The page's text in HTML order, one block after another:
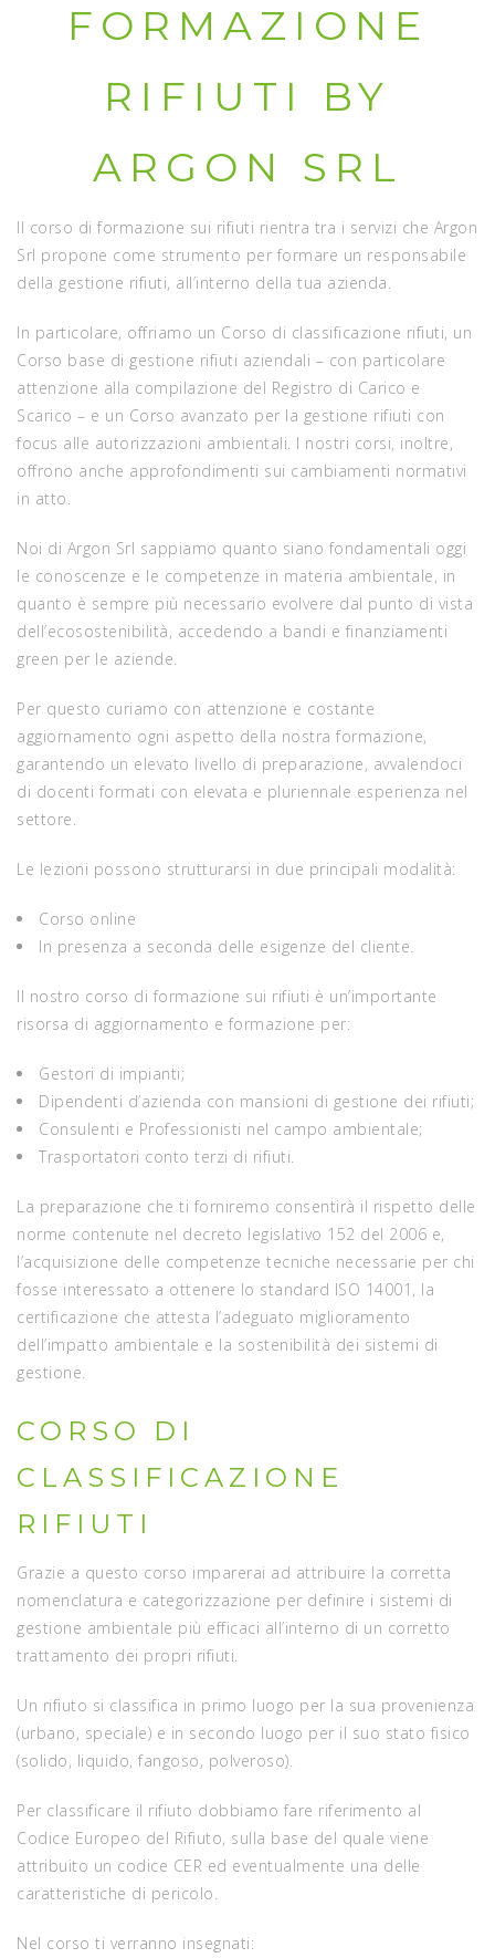
FORMAZIONE
RIFIUTI BY
ARGON SRL
Il corso di formazione sui rifiuti rientra tra i servizi che Argon
Srl propone come strumento per formare un responsabile
della gestione rifiuti, all’interno della tua azienda.
In particolare, offriamo un Corso di classificazione rifiuti, un
Corso base di gestione rifiuti aziendali – con particolare
attenzione alla compilazione del Registro di Carico e
Scarico – e un Corso avanzato per la gestione rifiuti con
focus alle autorizzazioni ambientali. I nostri corsi, inoltre,
offrono anche approfondimenti sui cambiamenti normativi
in atto.
Noi di Argon Srl sappiamo quanto siano fondamentali oggi
le conoscenze e le competenze in materia ambientale, in
quanto è sempre più necessario evolvere dal punto di vista
dell’ecosostenibilità, accedendo a bandi e finanziamenti
green per le aziende.
Per questo curiamo con attenzione e costante
aggiornamento ogni aspetto della nostra formazione,
garantendo un elevato livello di preparazione, avvalendoci
di docenti formati con elevata e pluriennale esperienza nel
settore.
Le lezioni possono strutturarsi in due principali modalità:
Corso online
In presenza a seconda delle esigenze del cliente.
Il nostro corso di formazione sui rifiuti è un’importante
risorsa di aggiornamento e formazione per:
Gestori di impianti;
Dipendenti d’azienda con mansioni di gestione dei rifiuti;
Consulenti e Professionisti nel campo ambientale;
Trasportatori conto terzi di rifiuti.
La preparazione che ti forniremo consentirà il rispetto delle
norme contenute nel decreto legislativo 152 del 2006 e,
l’acquisizione delle competenze tecniche necessarie per chi
fosse interessato a ottenere lo standard ISO 14001, la
certificazione che attesta l’adeguato miglioramento
dell’impatto ambientale e la sostenibilità dei sistemi di
gestione.
CORSO DI
CLASSIFICAZIONE
RIFIUTI
Grazie a questo corso imparerai ad attribuire la corretta
nomenclatura e categorizzazione per definire i sistemi di
gestione ambientale più efficaci all’interno di un corretto
trattamento dei propri rifiuti.
Un rifiuto si classifica in primo luogo per la sua provenienza
(urbano, speciale) e in secondo luogo per il suo stato fisico
(solido, liquido, fangoso, polveroso).
Per classificare il rifiuto dobbiamo fare riferimento al
Codice Europeo del Rifiuto, sulla base del quale viene
attribuito un codice CER ed eventualmente una delle
caratteristiche di pericolo.
Nel corso ti verranno insegnati: